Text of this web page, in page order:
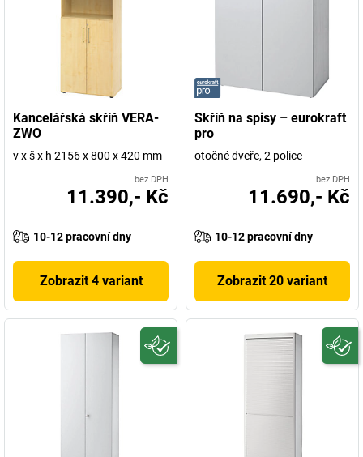
Kancelářská skříň VERA-
ZWO
v x š x h 2156 x 800 x 420 mm
bez DPH
11.390,- Kč
10-12 pracovní dny
Zobrazit 4 variant
Skříň na spisy – eurokraft
pro
otočné dveře, 2 police
bez DPH
11.690,- Kč
10-12 pracovní dny
Zobrazit 20 variant